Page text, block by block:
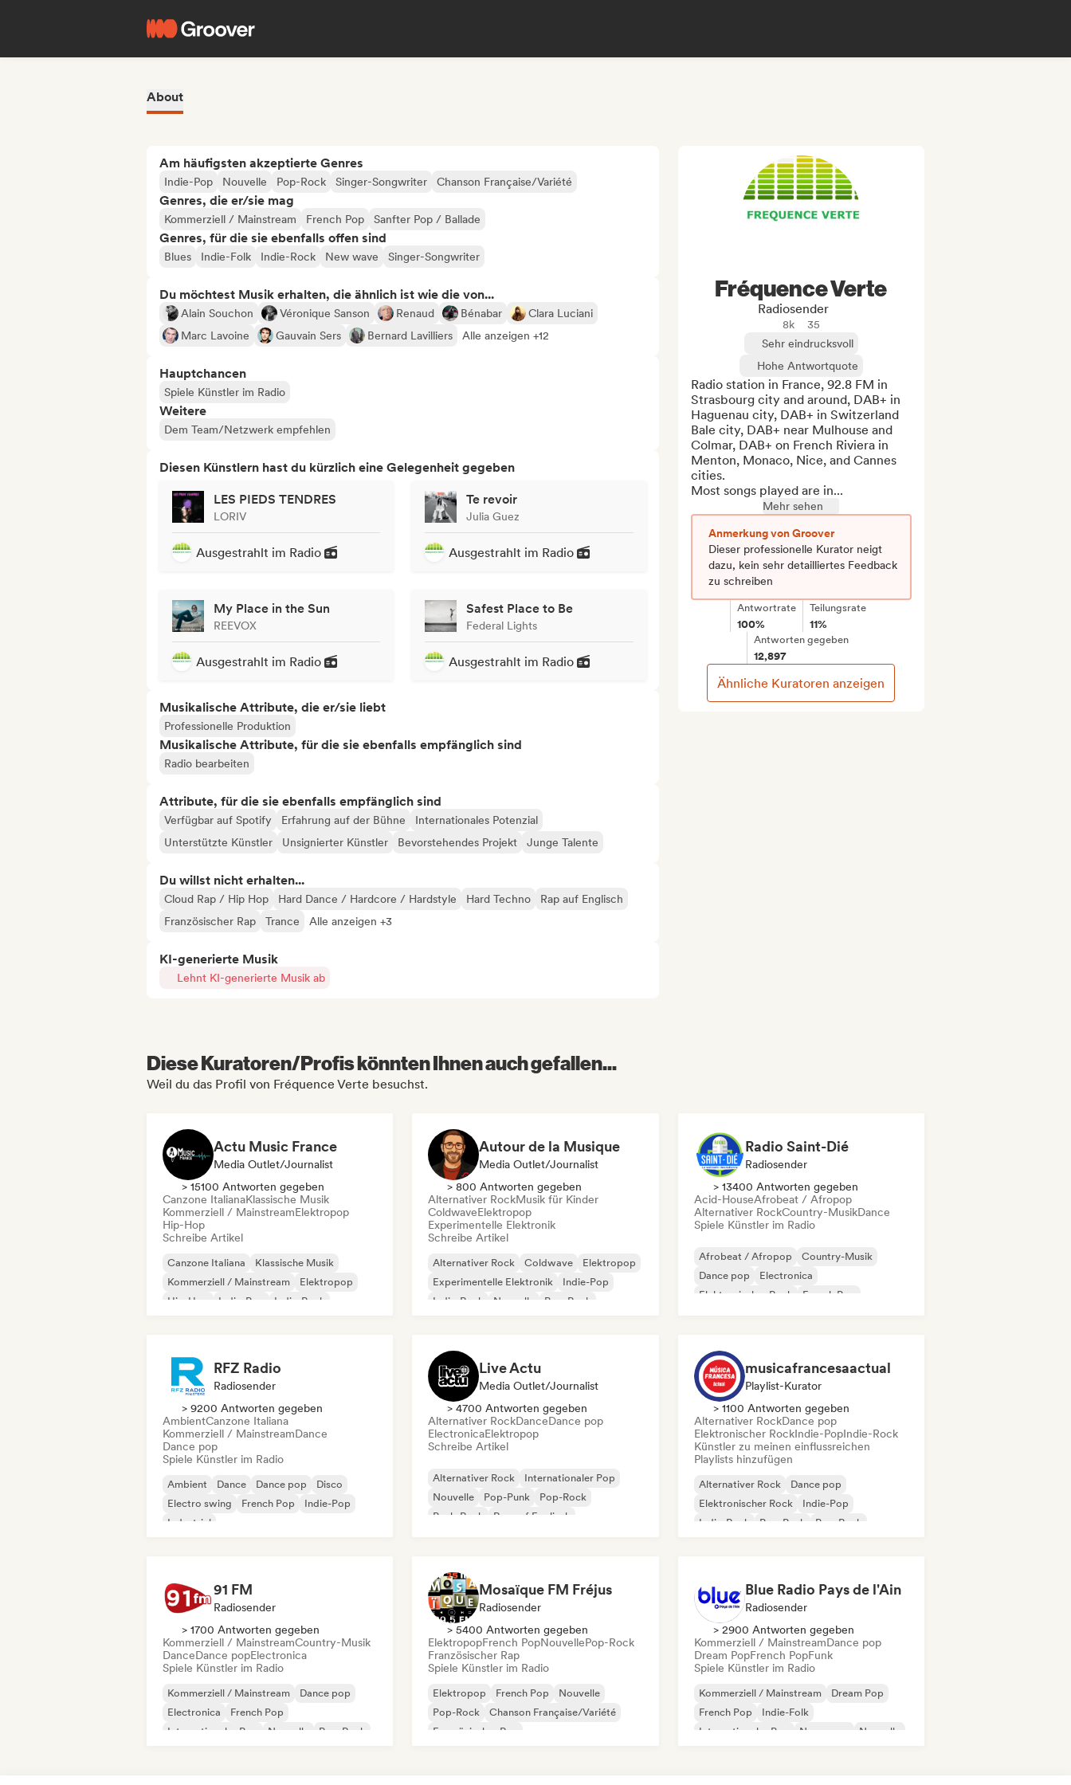
About
Am häufigsten akzeptierte Genres
Indie-Pop Nouvelle Pop-Rock Singer-Songwriter Chanson Française/Variété
Genres, die er/sie mag
Kommerziell / Mainstream French Pop Sanfter Pop / Ballade
Genres, für die sie ebenfalls offen sind
Blues Indie-Folk Indie-Rock New wave Singer-Songwriter
Du möchtest Musik erhalten, die ähnlich ist wie die von...
Alain Souchon Véronique Sanson Renaud Bénabar
Clara Luciani
Marc Lavoine
Gauvain Sers Bernard Lavilliers Alle anzeigen +12
Hauptchancen
Spiele Künstler im Radio
Weitere
Dem Team/Netzwerk empfehlen
Diesen Künstlern hast du kürzlich eine Gelegenheit gegeben
LES PIEDS TENDRES
LORIV
Ausgestrahlt im Radio
Te revoir
Julia Guez
Ausgestrahlt im Radio
My Place in the Sun
REEVOX
Ausgestrahlt im Radio
Safest Place to Be
Federal Lights
Ausgestrahlt im Radio
Musikalische Attribute, die er/sie liebt
Professionelle Produktion
Musikalische Attribute, für die sie ebenfalls empfänglich sind
Radio bearbeiten
Attribute, für die sie ebenfalls empfänglich sind
Verfügbar auf Spotify Erfahrung auf der Bühne
Internationales Potenzial
Unterstützte Künstler
Unsignierter Künstler Bevorstehendes Projekt Junge Talente
Du willst nicht erhalten...
Cloud Rap / Hip Hop Hard Dance / Hardcore / Hardstyle Hard Techno
Rap auf Englisch
Französischer Rap
Trance Alle anzeigen +3
KI-generierte Musik
Lehnt KI-generierte Musik ab
Fréquence Verte
Radiosender
8k
35
Sehr eindrucksvoll
Hohe Antwortquote
Radio station in France, 92.8 FM in
Strasbourg city and around, DAB+ in
Haguenau city, DAB+ in Switzerland
Bale city, DAB+ near Mulhouse and
Colmar, DAB+ on French Riviera in
Menton, Monaco, Nice, and Cannes
cities.
Most songs played are in...
Mehr sehen
Anmerkung von Groover
Dieser professionelle Kurator neigt
dazu, kein sehr detailliertes Feedback
zu schreiben
Antwortrate
100%
Teilungsrate
11%
Antworten gegeben
12,897
Ähnliche Kuratoren anzeigen
Diese Kuratoren/Profis könnten Ihnen auch gefallen...
Weil du das Profil von Fréquence Verte besuchst.
Actu Music France
Media Outlet/Journalist
> 15100 Antworten gegeben
Canzone ItalianaKlassische Musik
Kommerziell / MainstreamElektropop
Hip-Hop
Schreibe Artikel
Canzone Italiana
Klassische Musik
Kommerziell / Mainstream
Elektropop
Hip-Hop
Indie-Pop
Indie-Rock
Autour de la Musique
Media Outlet/Journalist
> 800 Antworten gegeben
Alternativer RockMusik für Kinder
ColdwaveElektropop
Experimentelle Elektronik
Schreibe Artikel
Alternativer Rock Coldwave
Elektropop
Experimentelle Elektronik
Indie-Pop
Indie-Rock
Nouvelle Pop-Rock
Radio Saint-Dié
Radiosender
> 13400 Antworten gegeben
Acid-HouseAfrobeat / Afropop
Alternativer RockCountry-MusikDance
Spiele Künstler im Radio
Afrobeat / Afropop
Country-Musik
Dance pop
Electronica
Elektronischer Rock
French Pop
RFZ Radio
Radiosender
> 9200 Antworten gegeben
AmbientCanzone Italiana
Kommerziell / MainstreamDance
Dance pop
Spiele Künstler im Radio
Ambient Dance Dance pop
Disco
Electro swing
French Pop
Indie-Pop
Industrial
Live Actu
Media Outlet/Journalist
> 4700 Antworten gegeben
Alternativer RockDanceDance pop
ElectronicaElektropop
Schreibe Artikel
Alternativer Rock
Internationaler Pop
Nouvelle
Pop-Punk
Pop-Rock
Punk-Rock
Rap auf Englisch
musicafrancesaactual
Playlist-Kurator
> 1100 Antworten gegeben
Alternativer RockDance pop
Elektronischer RockIndie-PopIndie-Rock
Künstler zu meinen einflussreichen
Playlists hinzufügen
Alternativer Rock
Dance pop
Elektronischer Rock
Indie-Pop
Indie-Rock
Pop-Punk
Pop-Rock
91 FM
Radiosender
> 1700 Antworten gegeben
Kommerziell / MainstreamCountry-Musik
DanceDance popElectronica
Spiele Künstler im Radio
Kommerziell / Mainstream
Dance pop
Electronica
French Pop
Internationaler Pop
Nouvelle
Pop-Rock
Mosaïque FM Fréjus
Radiosender
> 5400 Antworten gegeben
ElektropopFrench PopNouvellePop-Rock
Französischer Rap
Spiele Künstler im Radio
Elektropop French Pop
Nouvelle
Pop-Rock
Chanson Française/Variété
Französischer Rap
Blue Radio Pays de l'Ain
Radiosender
> 2900 Antworten gegeben
Kommerziell / MainstreamDance pop
Dream PopFrench PopFunk
Spiele Künstler im Radio
Kommerziell / Mainstream
Dream Pop
French Pop
Indie-Folk
Internationaler Pop
New wave
Nouvelle